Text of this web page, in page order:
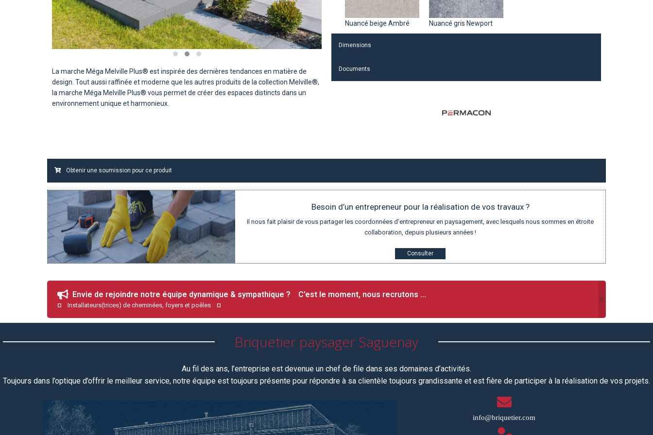
La marche Méga Melville Plus® est inspirée des dernières tendances en matière de
design. Tout aussi raffinée et moderne que les autres produits de la collection Melville®,
la marche Méga Melville Plus® vous permet de créer des espaces distincts dans un
environnement unique et harmonieux.
Nuancé beige Ambré Nuancé gris Newport
Dimensions
Documents
Obtenir une soumission pour ce produit
Besoin d’un entrepreneur pour la réalisation de vos travaux ?
Il nous fait plaisir de vous partager les coordonnées d’entrepreneur en paysagement, avec lesquels nous sommes en étroite
collaboration, depuis plusieurs années !
Consulter
Envie de rejoindre notre équipe dynamique & sympathique ? C’est le moment, nous recrutons …
¤ Installateurs(trices) de cheminées, foyers et poêles ¤
Briquetier paysager Saguenay
Au fil des ans, l’entreprise est devenue un chef de file dans ses domaines d’activités.
Toujours dans l’optique d’offrir le meilleur service, notre équipe est toujours présente pour répondre à sa clientèle toujours grandissante et est fière de participer à la réalisation de vos projets.
info@briquetier.com